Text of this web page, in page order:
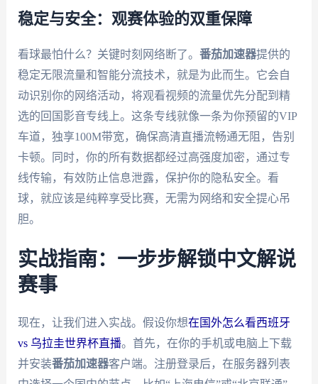
稳定与安全：观赛体验的双重保障
看球最怕什么？关键时刻网络断了。 番茄加速器提供的
稳定无限流量和智能分流技术，就是为此而生。它会自
动识别你的网络活动，将观看视频的流量优先分配到精
选的回国影音专线上。这条专线就像一条为你预留的VIP
车道，独享100M带宽，确保高清直播流畅通无阻，告别
卡顿。同时，你的所有数据都经过高强度加密，通过专
线传输，有效防止信息泄露，保护你的隐私安全。看
球，就应该是纯粹享受比赛，无需为网络和安全提心吊
胆。
实战指南：一步步解锁中文解说
赛事
现在，让我们进入实战。假设你想在国外怎么看西班牙
vs 乌拉圭世界杯直播。首先，在你的手机或电脑上下载
并安装番茄加速器客户端。注册登录后，在服务器列表